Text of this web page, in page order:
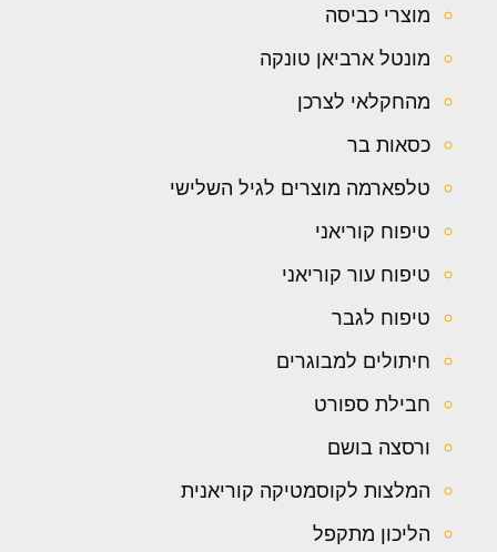
מוצרי כביסה
מונטל ארביאן טונקה
מהחקלאי לצרכן
כסאות בר
טלפארמה מוצרים לגיל השלישי
טיפוח קוריאני
טיפוח עור קוריאני
טיפוח לגבר
חיתולים למבוגרים
חבילת ספורט
ורסצה בושם
המלצות לקוסמטיקה קוריאנית
הליכון מתקפל